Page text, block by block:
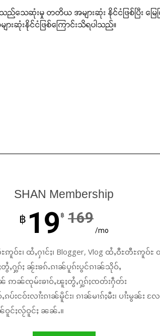
သည်သေဆုံးမှု တတိယ အများဆုံး နိုင်ငံဖြစ်ပြီး မြေ
ဆုံးနိုင်ငံဖြစ်ကြောင်းသိရပါသည်။
SHAN Membership
฿ 19 ฿ 169
/mo
ဢူဝ်ႊ၊ ထႆႇႁၢင်ႈ၊ Blogger, Vlog ထႆႇဝီႊတီႊဢူ
ႁွၵ်ႈ ၼႂ်းၶၵ်ႉၵၢၼ်ပူၵ်းပွင်ၵၢၼ်သိုဝ်ႇ
ၼ် ဢၼ်ၸုမ်းၶၢဝ်ႇၽူႈတွႆႇႁွၵ်ႈၸတ်းႁဵတ်း
းငဝ်းလၢႆးၵၢၼ်မိူင်း၊ ၵၢၼ်မၢၵ်ႈမီး၊ ပၢႆးမွၼ်း
ဝူင်ႈလႂ်ဝူင်ႈ ၼၼ်ႉ။